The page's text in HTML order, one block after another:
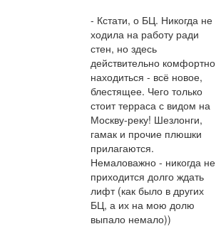
- Кстати, о БЦ. Никогда не
ходила на работу ради
стен, но здесь
действительно комфортно
находиться - всё новое,
блестящее. Чего только
стоит терраса с видом на
Москву-реку! Шезлонги,
гамак и прочие плюшки
прилагаются.
Немаловажно - никогда не
приходится долго ждать
лифт (как было в других
БЦ, а их на мою долю
выпало немало))